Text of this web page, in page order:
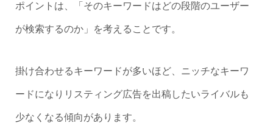
ポイントは、「そのキーワードはどの段階のユーザー
が検索するのか」を考えることです。
掛け合わせるキーワードが多いほど、ニッチなキーワ
ードになりリスティング広告を出稿したいライバルも
少なくなる傾向があります。